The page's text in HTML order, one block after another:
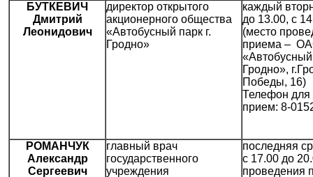
БУТКЕВИЧ
Дмитрий
Леонидович
директор открытого
акционерного общества
«Автобусный парк г.
Гродно»
каждый
до 13.00, с
(место
приема –
«Автобусный
Гродно»,
Победы, 16)
Телефон для
прием: 8-
РОМАНЧУК
Александр
Сергеевич
главный врач
государственного
учреждения
последняя
с 17.00 до
проведения